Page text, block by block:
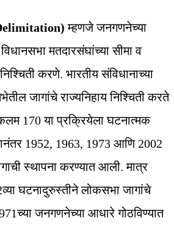
म्हणजे जनगणनेच्या
मतदारसंघांच्या सीमा व
करणे. भारतीय संविधानाच्या
जागांचे राज्यनिहाय निश्चिती करते
170 या प्रक्रियेला घटनात्मक
1952, 1963, 1973 आणि 2002
स्थापना करण्यात आली. मात्र
घटनादुरुस्तीने लोकसभा जागांचे
जनगणनेच्या आधारे गोठविण्यात